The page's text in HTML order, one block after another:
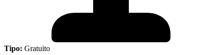
Tipo: Gratuito